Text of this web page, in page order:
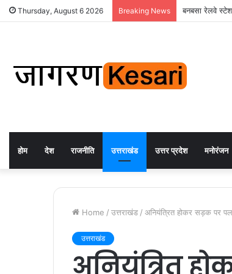
Thursday, August 6 2026 Breaking News बनबसा रेलवे
होम देश राजनीति उत्तराखंड उत्तर प्रदेश मनोरंजन
Home / उत्तराखंड / अनियंत्रित होकर सड़क पर
उत्तराखंड
अनियंत्रित